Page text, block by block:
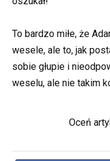
To bardzo miłe, że
wesele, ale to, jak
sobie głupie i
weselu, ale nie takim
Oceń